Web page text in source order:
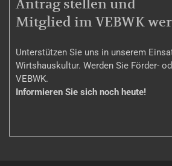
Antrag stellen und
Mitglied im VEBWK
Unterstützen Sie uns in unserem
Wirtshauskultur. Werden Sie Förder-
VEBWK.
Informieren Sie sich noch heute!